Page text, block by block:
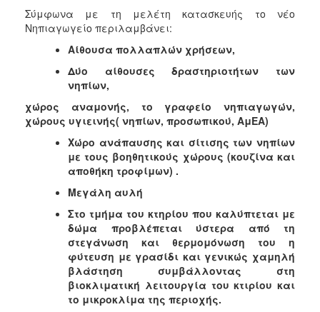
Σύμφωνα με τη μελέτη κατασκευής το νέο
Νηπιαγωγείο περιλαμβάνει:
Αίθουσα πολλαπλών χρήσεων,
Δύο αίθουσες δραστηριοτήτων των
νηπίων,
χώρος αναμονής, το γραφείο νηπιαγωγών,
χώρους υγιεινής( νηπίων, προσωπικού, ΑμΕΑ)
Χώρο ανάπαυσης και σίτισης των νηπίων
με τους βοηθητικούς χώρους (κουζίνα και
αποθήκη τροφίμων) .
Μεγάλη αυλή
Στο τμήμα του κτηρίου που καλύπτεται με
δώμα προβλέπεται ύστερα από τη
στεγάνωση και θερμομόνωση του η
φύτευση με γρασίδι και γενικώς χαμηλή
βλάστηση συμβάλλοντας στη
βιοκλιματική λειτουργία του κτιρίου και
το μικροκλίμα της περιοχής.